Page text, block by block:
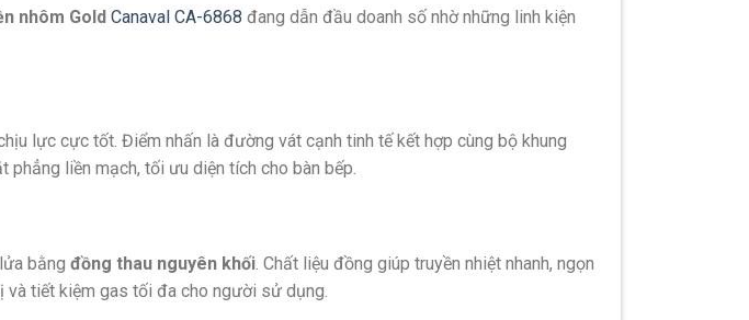
nhôm Gold Canaval CA-6868 đang dẫn đầu doanh số nhờ những linh kiện
lực cực tốt. Điểm nhấn là đường vát cạnh tinh tế kết hợp cùng bộ khung
phẳng liền mạch, tối ưu diện tích cho bàn bếp.
bằng đồng thau nguyên khối. Chất liệu đồng giúp truyền nhiệt nhanh, ngọn
và tiết kiệm gas tối đa cho người sử dụng.